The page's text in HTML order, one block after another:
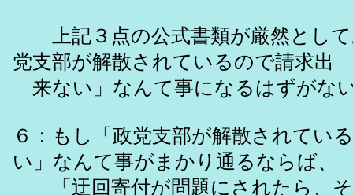
上記３点の公式書類が厳然として
党支部が解散されているので請求出
来ない」なんて事になるはずがな
６：もし「政党支部が解散されてい
い」なんて事がまかり通るならば、
「迂回寄付が問題にされたら、そ